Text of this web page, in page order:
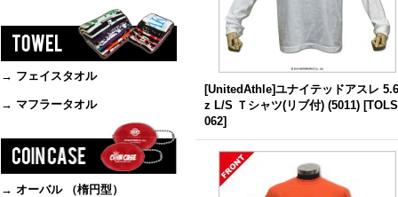
→ フェイスタオル
→ マフラータオル
→ オーバル （楕円型）
[UnitedAthle]ユナイテッドアスレ
z L/S Ｔシャツ(リブ付) (5011) [
062]